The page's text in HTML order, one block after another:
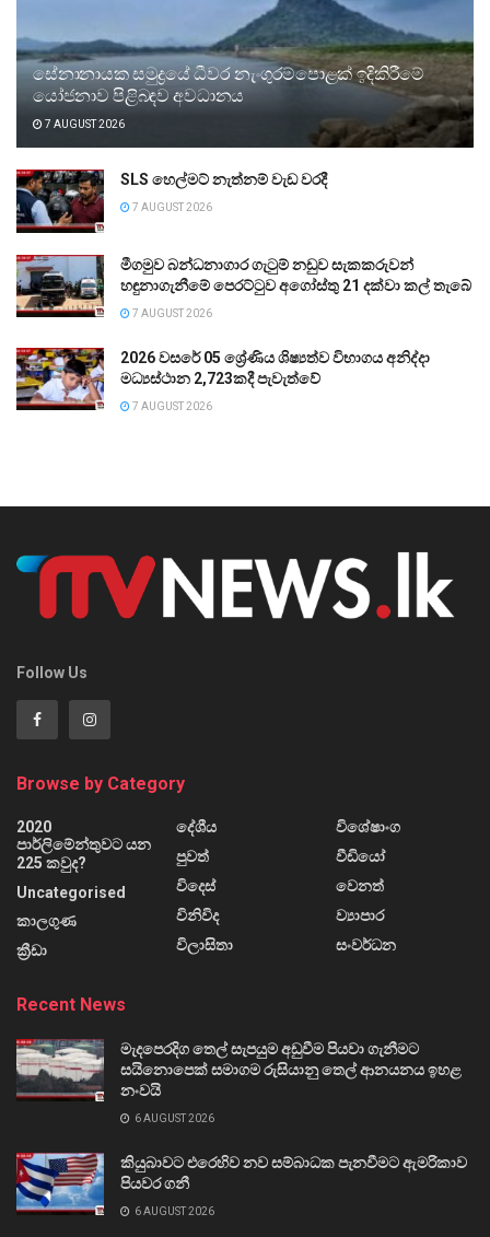
සේනානායක සමුද්‍රයේ ධීවර නැංගුරම්පොළක් ඉදිකිරීමේ
යෝජනාව පිළිබඳව අවධානය
7 AUGUST 2026
SLS හෙල්මට් නැත්නම් වැඩ වරදී
7 AUGUST 2026
මීගමුව බන්ධනාගාර ගැටුම් නඩුව සැකකරුවන්
හඳුනාගැනීමේ පෙරට්ටුව අගෝස්තු 21 දක්වා කල් තැබේ
7 AUGUST 2026
2026 වසරේ 05 ශ්‍රේණිය ශිෂ්‍යත්ව විභාගය අනිද්දා
මධ්‍යස්ථාන 2,723කදී පැවැත්වේ
7 AUGUST 2026
Follow Us
Browse by Category
2020
පාර්ලිමේන්තුවට යන
225 කවුද?
Uncategorised
කාලගුණ
ක්‍රීඩා
දේශීය
පුවත්
විදෙස්
විනිවිද
විලාසිතා
විශේෂාංග
වීඩියෝ
වෙනත්
ව්‍යාපාර
සංවර්ධන
Recent News
මැදපෙරදිග තෙල් සැපයුම අඩුවීම පියවා ගැනීමට
සයිනොපෙක් සමාගම රුසියානු තෙල් ආනයනය ඉහළ
නංවයි
6 AUGUST 2026
කියුබාවට එරෙහිව නව සම්බාධක පැනවීමට ඇමරිකාව
පියවර ගනී
6 AUGUST 2026